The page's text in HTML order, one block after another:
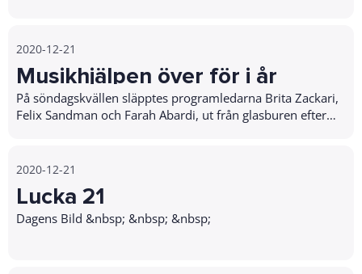
2020-12-21
Musikhjälpen över för i år
På söndagskvällen släpptes programledarna Brita Zackari,
Felix Sandman och Farah Abardi, ut från glasburen efter
2020-12-21
Lucka 21
Dagens Bild &nbsp; &nbsp; &nbsp;